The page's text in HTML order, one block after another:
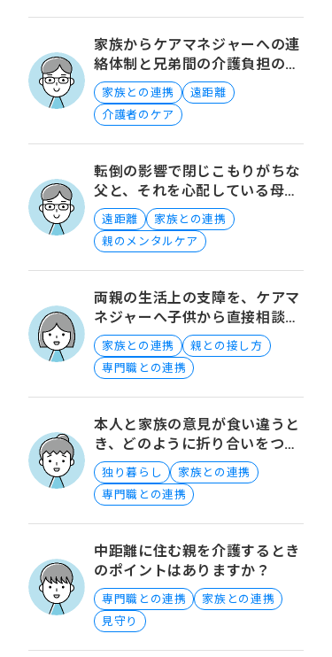
家族からケアマネジャーへの連
絡体制と兄弟間の介護負担の不
安について
家族との連携
遠距離
介護者のケア
転倒の影響で閉じこもりがちな
父と、それを心配している母に
できることは？
遠距離
家族との連携
親のメンタルケア
両親の生活上の支障を、ケアマ
ネジャーへ子供から直接相談す
ることについて
家族との連携
親との接し方
専門職との連携
本人と家族の意見が食い違うと
き、どのように折り合いをつけ
たら良い？
独り暮らし
家族との連携
専門職との連携
中距離に住む親を介護するとき
のポイントはありますか？
専門職との連携
家族との連携
見守り